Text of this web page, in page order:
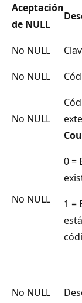
Aceptación
de NULL
No NULL
No NULL
No NULL
No NULL
0 =
1 =
No NULL